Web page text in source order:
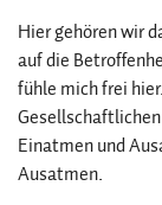
Hier gehören wir
auf die
fühle mich frei
Einatmen und
Ausatmen.